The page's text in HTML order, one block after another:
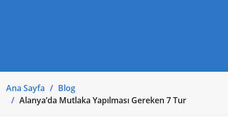
Ana Sayfa
Blog
Alanya’da Mutlaka Yapılması Gereken 7 Tur